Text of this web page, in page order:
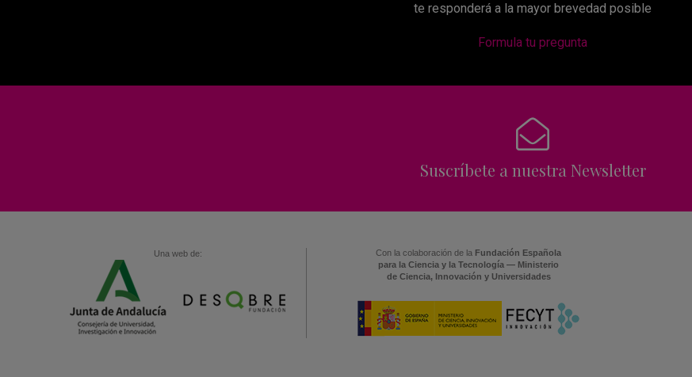
te responderá a la mayor brevedad posible
Formula tu pregunta
Suscríbete a nuestra Newsletter
Una web de: Con la colaboración de la Fundación Española
para la Ciencia y la Tecnología — Ministerio
de Ciencia, Innovación y Universidades